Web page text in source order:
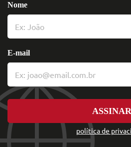
política de
Nome
E-mail
ASSINAR